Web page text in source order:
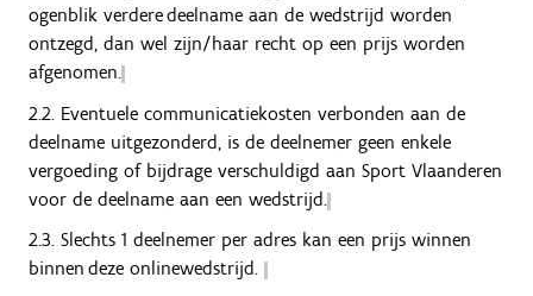
ogenblik verdere deelname aan de wedstrijd worden
ontzegd, dan wel zijn/haar recht op een prijs worden
afgenomen.
2.2. Eventuele communicatiekosten verbonden aan de
deelname uitgezonderd, is de deelnemer geen enkele
vergoeding of bijdrage verschuldigd aan Sport Vlaanderen
voor de deelname aan een wedstrijd.
2.3. Slechts 1 deelnemer per adres kan een prijs winnen
binnen deze onlinewedstrijd.